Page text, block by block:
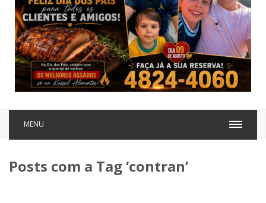
MENU
Posts com a Tag ‘contran’